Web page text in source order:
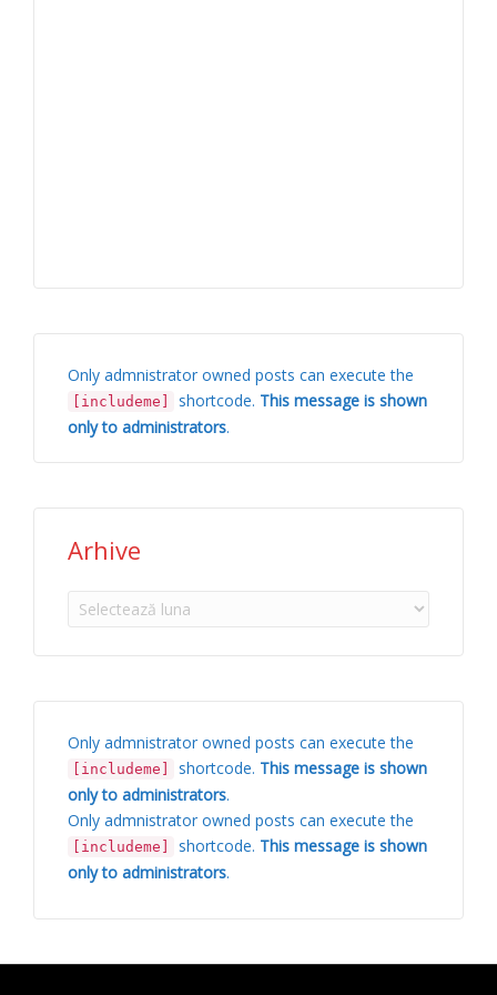
Only admnistrator owned posts can execute the
[includeme] shortcode. This message is shown
only to administrators.
Arhive
Arhive
Only admnistrator owned posts can execute the
[includeme] shortcode. This message is shown
only to administrators.
Only admnistrator owned posts can execute the
[includeme] shortcode. This message is shown
only to administrators.